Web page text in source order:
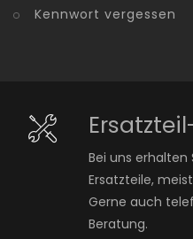
Kennwort vergessen
Bei uns
Ersatzteile,
Gerne auch
Beratung.